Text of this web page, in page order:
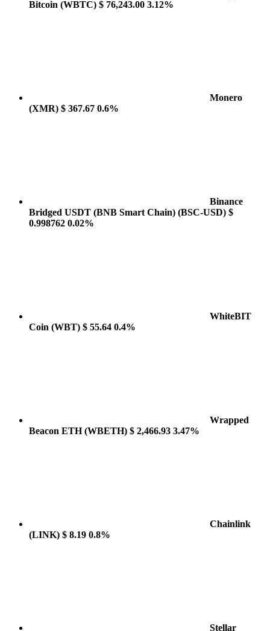
Bitcoin (WBTC) $ 76,243.00 3.12%
Monero
(XMR) $ 367.67 0.6%
Binance
Bridged USDT (BNB Smart Chain) (BSC-USD) $
0.998762 0.02%
WhiteBIT
Coin (WBT) $ 55.64 0.4%
Wrapped
Beacon ETH(WBETH) $ 2,466.93 3.47%
Chainlink
(LINK) $ 8.19 0.8%
Stellar